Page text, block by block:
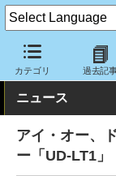
カテゴリ 過去記
クラウド Watch ネ
ニュース
アイ・オー、
ー「UD-LT1」